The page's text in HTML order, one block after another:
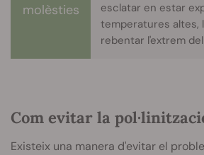
molèsties
esclatar en estar
temperatures altes,
rebentar l'extrem
Com evitar la
Existeix una manera d'evitar el